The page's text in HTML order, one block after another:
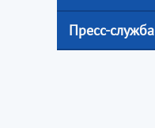
Пресс-служба